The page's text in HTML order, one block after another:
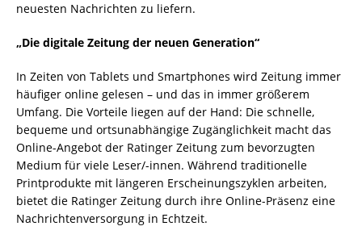
neuesten Nachrichten zu liefern.
„Die digitale Zeitung der neuen Generation“
In Zeiten von Tablets und Smartphones wird Zeitung immer
häufiger online gelesen – und das in immer größerem
Umfang. Die Vorteile liegen auf der Hand: Die schnelle,
bequeme und ortsunabhängige Zugänglichkeit macht das
Online-Angebot der Ratinger Zeitung zum bevorzugten
Medium für viele Leser/-innen. Während traditionelle
Printprodukte mit längeren Erscheinungszyklen arbeiten,
bietet die Ratinger Zeitung durch ihre Online-Präsenz eine
Nachrichtenversorgung in Echtzeit.